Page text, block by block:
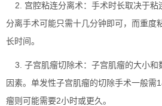
2. 宫腔粘连分离术：手术时长取决于
分离手术可能只需十几分钟即可，而重度
长时间。
3. 子宫肌瘤切除术：子宫肌瘤的大小
因素。单发性子宫肌瘤的切除手术一般需
瘤则可能需要2小时或更久。